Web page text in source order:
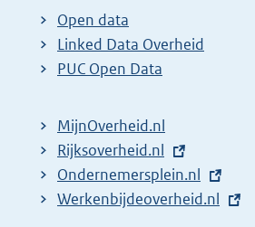
t
e
r
l
i
n
k
Open data
Linked Data Overheid
PUC Open Data
MijnOverheid.nl
E
x
t
Rijksoverheid.nl
E
x
Ondernemersplein.nl
E
Werkenbijdeoverheid.nl